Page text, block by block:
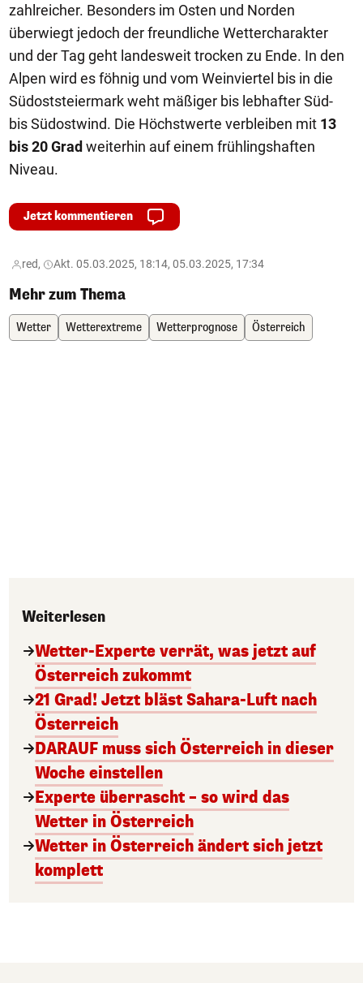
zahlreicher. Besonders im Osten und Norden
überwiegt jedoch der freundliche Wettercharakter
und der Tag geht landesweit trocken zu Ende. In den
Alpen wird es föhnig und vom Weinviertel bis in die
Südoststeiermark weht mäßiger bis lebhafter Süd-
bis Südostwind. Die Höchstwerte verbleiben mit 13
bis 20 Gradweiterhin auf einem frühlingshaften
Niveau.
Jetzt kommentieren
red, Akt. 05.03.2025, 18:14, 05.03.2025, 17:34
Mehr zum Thema
Wetter Wetterextreme Wetterprognose Österreich
Weiterlesen
Wetter-Experte verrät, was jetzt auf
Österreich zukommt
21 Grad! Jetzt bläst Sahara-Luft nach
Österreich
DARAUF muss sich Österreich in dieser
Woche einstellen
Experte überrascht – so wird das
Wetter in Österreich
Wetter in Österreich ändert sich jetzt
komplett